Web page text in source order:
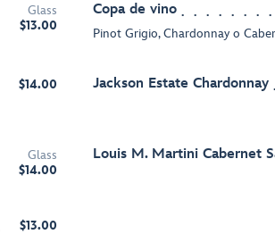
Glass
$13.00
Copa de vino
Pinot Grigio, Chardonnay o
$14.00 Jackson Estate Chardonnay
Glass
$14.00
Louis M. Martini Cabernet
$13.00